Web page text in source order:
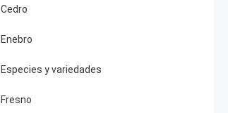
Cedro
Enebro
Especies y variedades
Fresno